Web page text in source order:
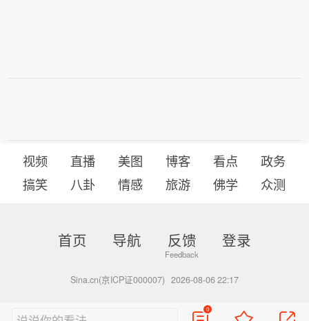
视频 直播 美图 博客 看点
政务
搞笑
八卦 情感 旅游 佛学 众测
首页 导航 反馈 登录
Sina.cn(京ICP证000007) 2026-08-06 22:17
0